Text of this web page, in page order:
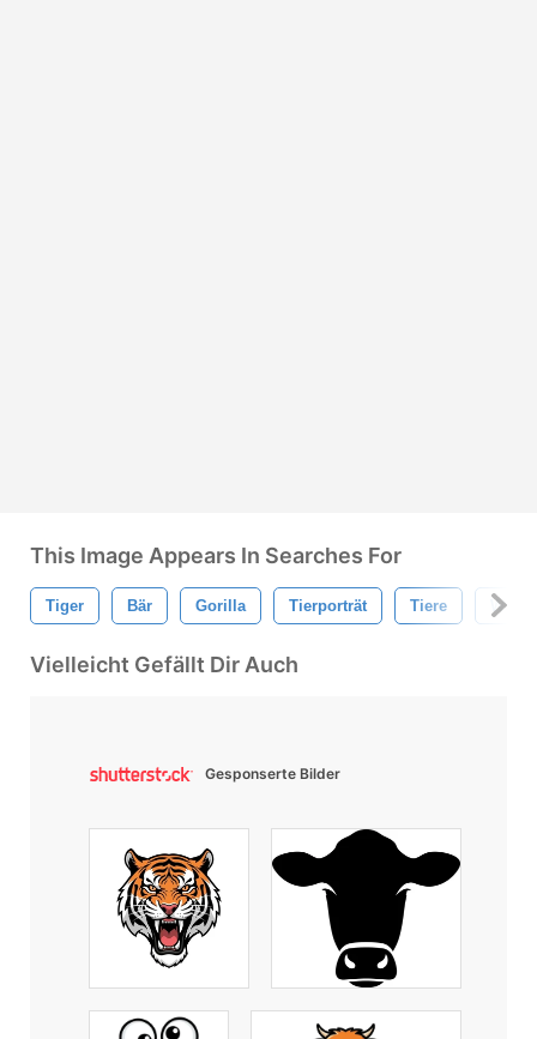
This Image Appears In Searches For
Tiger Bär Gorilla Tierporträt Tiere
Vielleicht Gefällt Dir Auch
Gesponserte Bilder